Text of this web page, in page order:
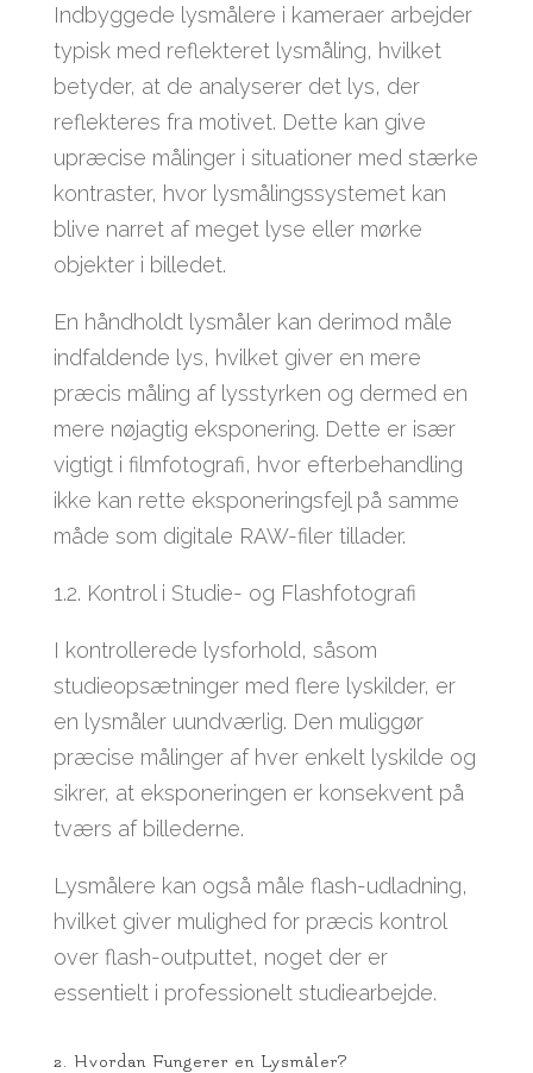
Indbyggede lysmålere i kameraer arbejder
typisk med reflekteret lysmåling, hvilket
betyder, at de analyserer det lys, der
reflekteres fra motivet. Dette kan give
upræcise målinger i situationer med stærke
kontraster, hvor lysmålingssystemet kan
blive narret af meget lyse eller mørke
objekter i billedet.
En håndholdt lysmåler kan derimod måle
indfaldende lys, hvilket giver en mere
præcis måling af lysstyrken og dermed en
mere nøjagtig eksponering. Dette er især
vigtigt i filmfotografi, hvor efterbehandling
ikke kan rette eksponeringsfejl på samme
måde som digitale RAW-filer tillader.
1.2. Kontrol i Studie- og Flashfotografi
I kontrollerede lysforhold, såsom
studieopsætninger med flere lyskilder, er
en lysmåler uundværlig. Den muliggør
præcise målinger af hver enkelt lyskilde og
sikrer, at eksponeringen er konsekvent på
tværs af billederne.
Lysmålere kan også måle flash-udladning,
hvilket giver mulighed for præcis kontrol
over flash-outputtet, noget der er
essentielt i professionelt studiearbejde.
2. Hvordan Fungerer en Lysmåler?